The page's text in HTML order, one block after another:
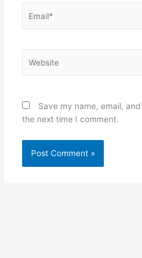
Save my name, email,
the next time I comment.